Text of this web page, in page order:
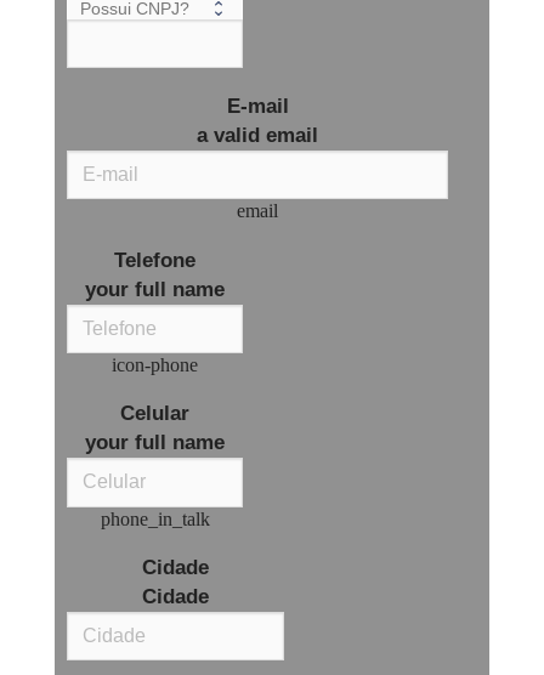
E-mail
a valid email
email
Telefone
your full name
icon-phone
Celular
your full name
phone_in_talk
Cidade
Cidade